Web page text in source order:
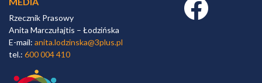
Rzecznik Prasowy
Anita Marczułajtis – Łodzińska
E-mail: anita.lodzinska@3plus.pl
tel.: 600 004 410